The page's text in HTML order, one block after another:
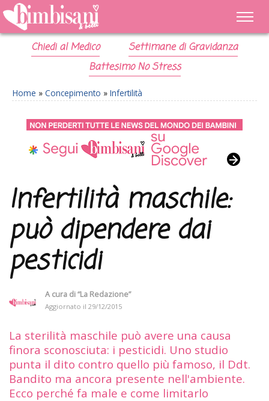
Chiedi al Medico
Settimane di Gravidanza
Battesimo No Stress
Home » Concepimento » Infertilità
Infertilità maschile:
può dipendere dai
pesticidi
A cura di“La Redazione”
Aggiornato il 29/12/2015
La sterilità maschile può avere una causa
finora sconosciuta: i pesticidi. Uno studio
punta il dito contro quello più famoso, il Ddt.
Bandito ma ancora presente nell'ambiente.
Ecco perché fa male e come limitarlo